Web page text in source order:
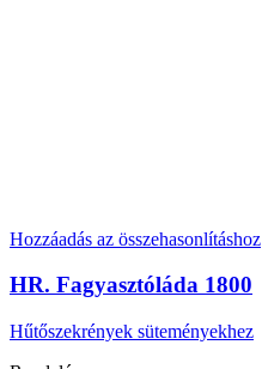
Hozzáadás az összehasonlításhoz
HR. Fagyasztóláda 1800
Hűtőszekrények süteményekhez